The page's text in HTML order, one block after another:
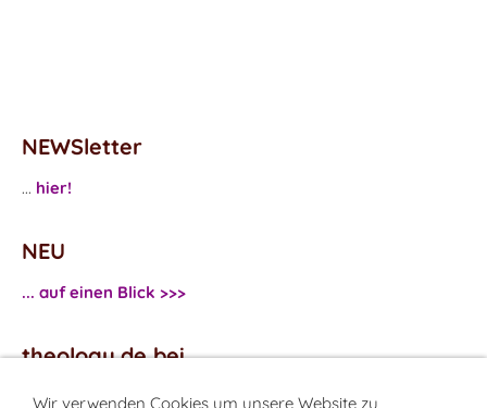
NEWSletter
... hier!
NEU
... auf einen Blick >>>
theology.de bei
...Facebook
Wir verwenden Cookies um unsere Website zu